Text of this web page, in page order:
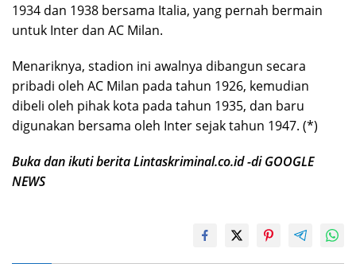
1934 dan 1938 bersama Italia, yang pernah bermain
untuk Inter dan AC Milan.
Menariknya, stadion ini awalnya dibangun secara
pribadi oleh AC Milan pada tahun 1926, kemudian
dibeli oleh pihak kota pada tahun 1935, dan baru
digunakan bersama oleh Inter sejak tahun 1947. (*)
Buka dan ikuti berita Lintaskriminal.co.id -di GOOGLE
NEWS